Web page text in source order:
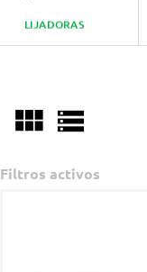
LIJADORAS
 
Filtros activos